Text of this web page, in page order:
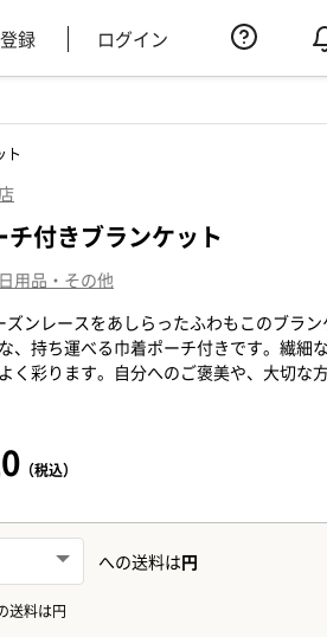
録 ログイン
ト
チ付きブランケット
用品・その他
ズンレースをあしらったふわもこのブラ
、持ち運べる巾着ポーチ付きです。繊細
く彩ります。自分へのご褒美や、大切な
（税込）